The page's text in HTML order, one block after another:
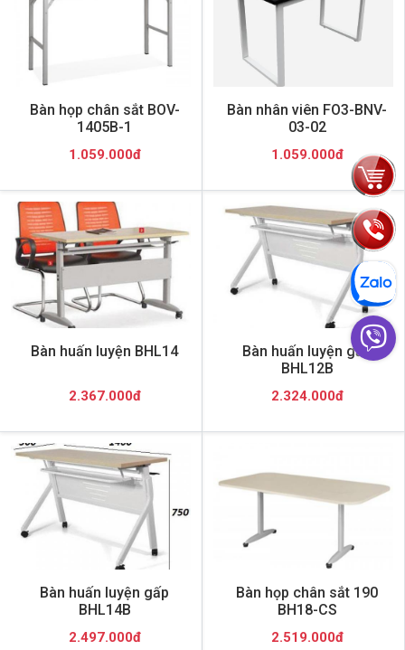
Bàn họp chân sắt BOV-
1405B-1
1.059.000đ
Bàn nhân viên FO3-BNV-
03-02
1.059.000đ
Bàn huấn luyện BHL14
2.367.000đ
Bàn huấn luyện gấp
BHL12B
2.324.000đ
Bàn huấn luyện gấp
BHL14B
2.497.000đ
Bàn họp chân sắt 190
BH18-CS
2.519.000đ